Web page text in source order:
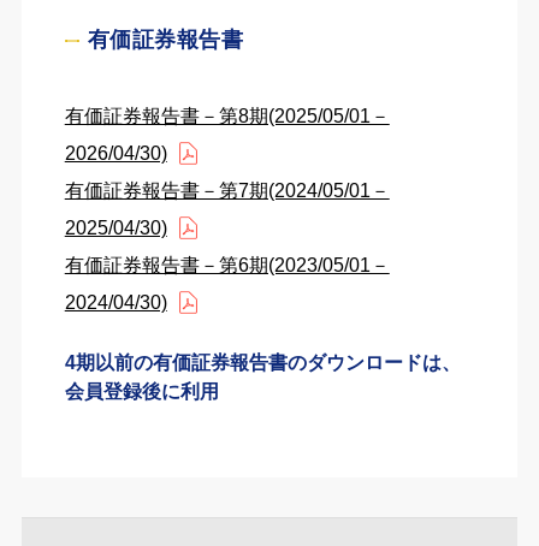
有価証券報告書
有価証券報告書－第8期(2025/05/01－
2026/04/30)
有価証券報告書－第7期(2024/05/01－
2025/04/30)
有価証券報告書－第6期(2023/05/01－
2024/04/30)
4期以前の有価証券報告書のダウンロードは、
会員登録後に利用